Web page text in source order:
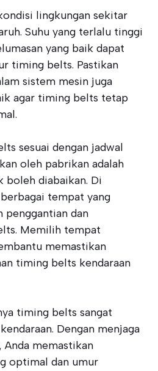
lingkungan sekitar
Suhu yang terlalu tinggi
yang baik dapat
timing belts. Pastikan
sistem mesin juga
agar timing belts tetap
sesuai dengan jadwal
oleh pabrikan adalah
boleh diabaikan. Di
tempat yang
penggantian dan
Memilih tempat
memastikan
timing belts kendaraan
timing belts sangat
Dengan menjaga
memastikan
optimal dan umur